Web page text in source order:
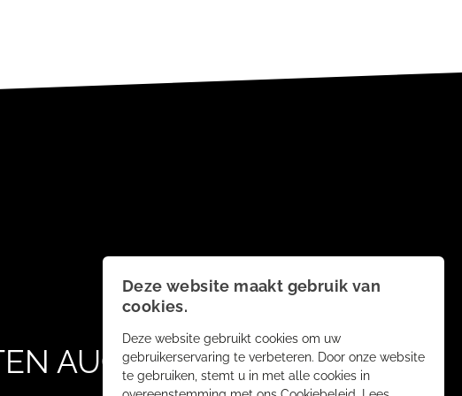
AUCH
Deze website maakt gebruik van
cookies.
Deze website gebruikt cookies om uw
gebruikerservaring te verbeteren. Door onze website
te gebruiken, stemt u in met alle cookies in